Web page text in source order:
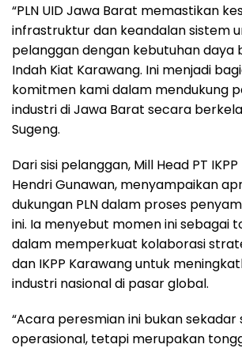
“PLN UID Jawa Barat memastikan
infrastruktur dan keandalan sistem
pelanggan dengan kebutuhan daya
Indah Kiat Karawang. Ini menjadi
komitmen kami dalam mendukung
industri di Jawa Barat secara
Sugeng.
Dari sisi pelanggan, Mill Head PT
Hendri Gunawan, menyampaikan
dukungan PLN dalam proses
ini. Ia menyebut momen ini sebagai
dalam memperkuat kolaborasi
dan IKPP Karawang untuk
industri nasional di pasar global.
“Acara peresmian ini bukan sekadar
operasional, tetapi merupakan